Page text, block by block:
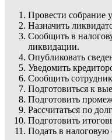
Провести собрание
Назначить
Сообщить в
ликвидации.
Опубликовать
Уведомить
Сообщить
Подготовиться к
Подготовить
Рассчитаться по
Подготовить
Подать в налоговую